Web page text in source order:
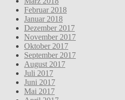
Februar 2018
Januar 2018
Dezember 2017
November 2017
Oktober 2017
September 2017
August 2017
Juli 2017
Juni 2017
Mai 2017